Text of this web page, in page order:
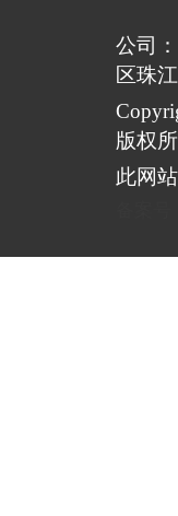
公司
区珠
版权
此网